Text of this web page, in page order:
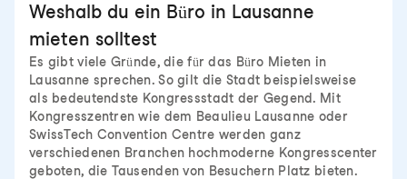
Weshalb du ein Büro in Lausanne
mieten solltest
Es gibt viele Gründe, die für das Büro Mieten in
Lausanne sprechen. So gilt die Stadt beispielsweise
als bedeutendste Kongressstadt der Gegend. Mit
Kongresszentren wie dem Beaulieu Lausanne oder
SwissTech Convention Centre werden ganz
verschiedenen Branchen hochmoderne Kongresscenter
geboten, die Tausenden von Besuchern Platz bieten.